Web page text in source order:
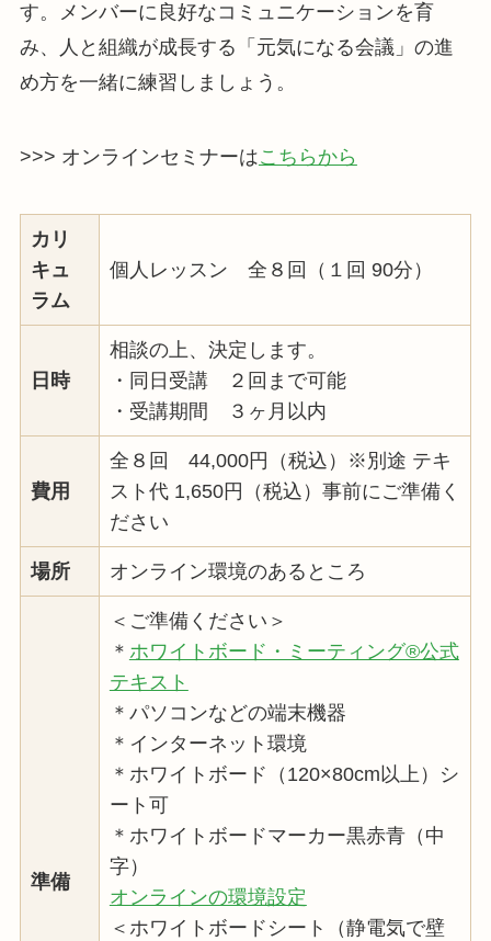
す。メンバーに良好なコミュニケーションを育
み、人と組織が成長する「元気になる会議」の進
め方を一緒に練習しましょう。
>>> オンラインセミナーはこちらから
カリ
キュ
ラム
個人レッスン 全８回（１回 90分）
日時
相談の上、決定します。
・同日受講 ２回まで可能
・受講期間 ３ヶ月以内
費用
全８回 44,000円（税込）※別途 テキ
スト代 1,650円（税込）事前にご準備く
ださい
場所 オンライン環境のあるところ
準備
＜ご準備ください＞
＊ ホワイトボード・ミーティング®公式
テキスト
＊パソコンなどの端末機器
＊インターネット環境
＊ホワイトボード（120×80cm以上）シ
ート可
＊ホワイトボードマーカー黒赤青（中
字）
オンラインの環境設定
＜ホワイトボードシート（静電気で壁